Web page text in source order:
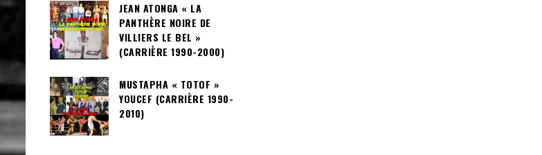
JEAN ATONGA « LA
PANTHÈRE NOIRE DE
VILLIERS LE BEL »
(CARRIÈRE 1990-2000)
MUSTAPHA « TOTOF »
YOUCEF (CARRIÈRE 1990-
2010)